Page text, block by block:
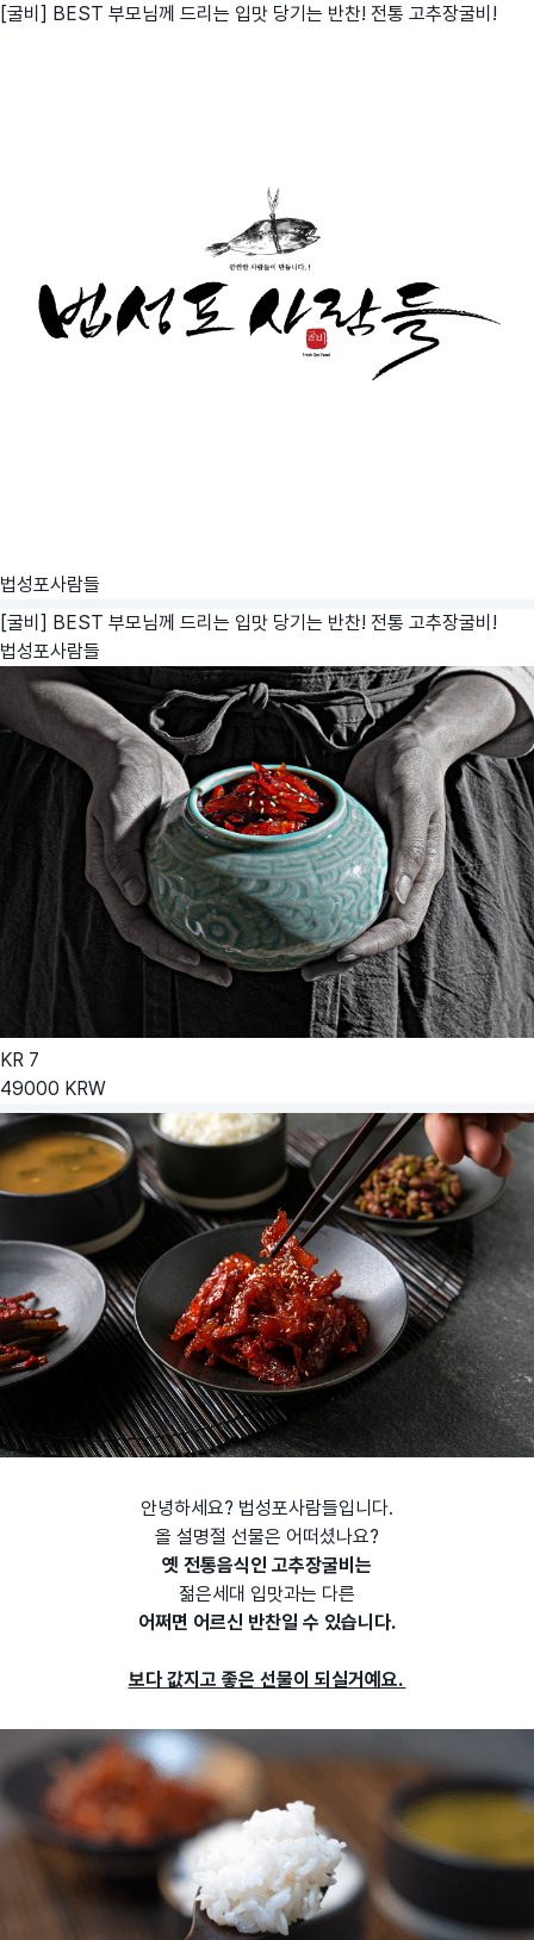
[굴비] BEST 부모님께 드리는 입맛 당기는 반찬! 전통 고추장굴비!
법성포사람들
[굴비] BEST 부모님께 드리는 입맛 당기는 반찬! 전통 고추장굴비!
법성포사람들
KR 7
49000 KRW
안녕하세요? 법성포사람들입니다.
올 설명절 선물은 어떠셨나요?
옛 전통음식인 고추장굴비는
젊은세대 입맛과는 다른
어쩌면 어르신 반찬일 수 있습니다.
보다 값지고 좋은 선물이 되실거예요.